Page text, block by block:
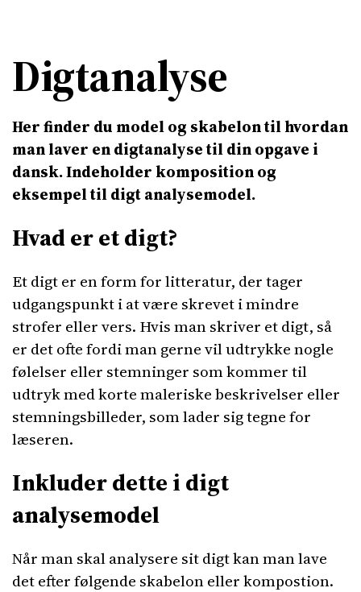
Digtanalyse
Her finder du model og skabelon til hvordan
man laver en digtanalyse til din opgave i
dansk. Indeholder komposition og
eksempel til digt analysemodel.
Hvad er et digt?
Et digt er en form for litteratur, der tager
udgangspunkt i at være skrevet i mindre
strofer eller vers. Hvis man skriver et digt, så
er det ofte fordi man gerne vil udtrykke nogle
følelser eller stemninger som kommer til
udtryk med korte maleriske beskrivelser eller
stemningsbilleder, som lader sig tegne for
læseren.
Inkluder dette i digt
analysemodel
Når man skal analysere sit digt kan man lave
det efter følgende skabelon eller kompostion.